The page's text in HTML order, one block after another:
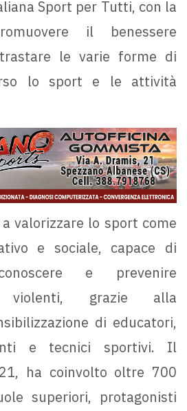
Sport per Tutti, con la
il benessere
le varie forme di
lo sport e le attività
valorizzare lo sport come
e sociale, capace di
e prevenire
violenti, grazie alla
di educatori,
e tecnici sportivi. Il
ha coinvolto oltre 700
superiori, protagonisti